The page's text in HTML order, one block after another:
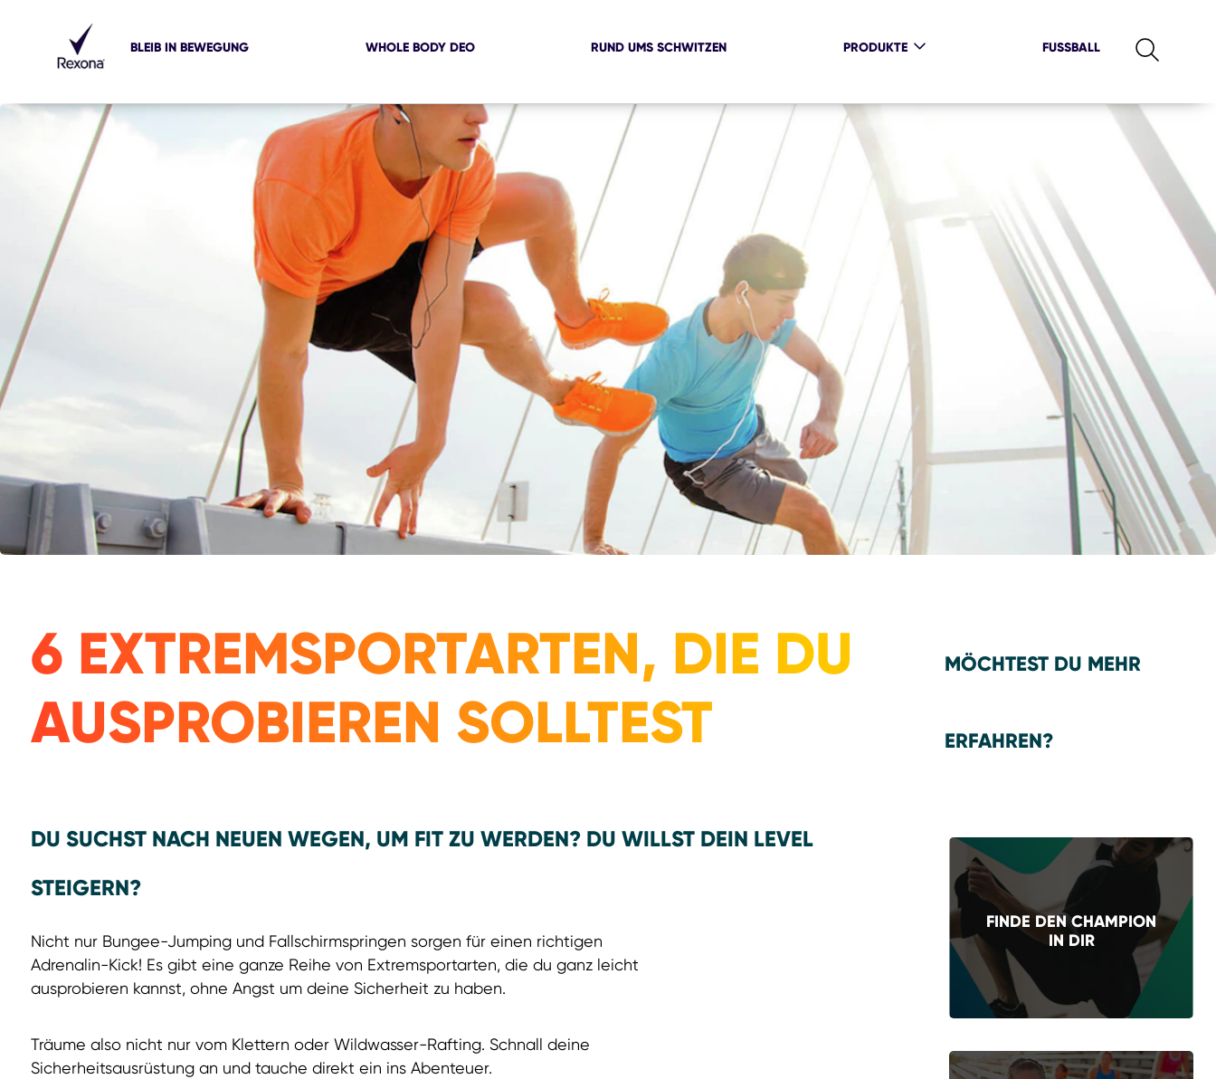
BLEIB IN BEWEGUNG WHOLE BODY DEO RUND UMS SCHWITZEN PRODUKTE FUSSBALL
6 EXTREMSPORTARTEN, DIE DU
AUSPROBIEREN SOLLTEST
DU SUCHST NACH NEUEN WEGEN, UM FIT ZU WERDEN? DU WILLST DEIN LEVEL
STEIGERN?
Nicht nur Bungee-Jumping und Fallschirmspringen sorgen für einen richtigen
Adrenalin-Kick! Es gibt eine ganze Reihe von Extremsportarten, die du ganz leicht
ausprobieren kannst, ohne Angst um deine Sicherheit zu haben.
Träume also nicht nur vom Klettern oder Wildwasser-Rafting. Schnall deine
Sicherheitsausrüstung an und tauche direkt ein ins Abenteuer.
MÖCHTEST DU MEHR
ERFAHREN?
FINDE DEN CHAMPION
IN DIR